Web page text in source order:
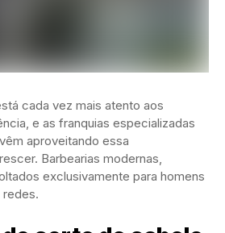
cada vez mais atento aos
e as franquias especializadas
aproveitando essa
Barbearias modernas,
exclusivamente para homens
redes.